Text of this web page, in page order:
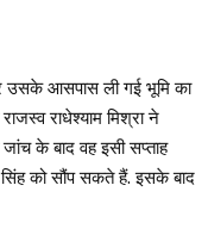
उसके आसपास ली गई भूमि का
राधेश्याम मिश्रा ने
के बाद वह इसी सप्ताह
सिंह को सौंप सकते हैं. इसके बाद